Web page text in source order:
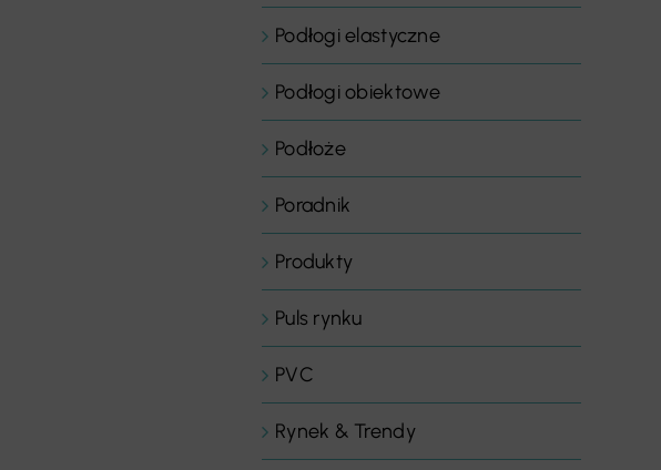
Podłogi elastyczne
Podłogi obiektowe
Podłoże
Poradnik
Produkty
Puls rynku
PVC
Rynek & Trendy